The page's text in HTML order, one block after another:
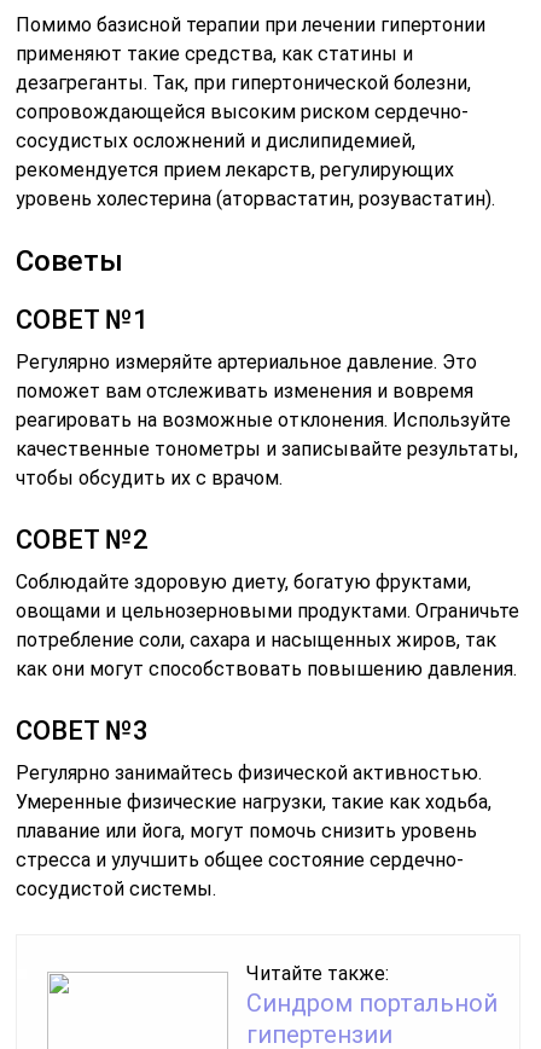
Помимо базисной терапии при лечении гипертонии
применяют такие средства, как статины и
дезагреганты. Так, при гипертонической болезни,
сопровождающейся высоким риском сердечно-
сосудистых осложнений и дислипидемией,
рекомендуется прием лекарств, регулирующих
уровень холестерина (аторвастатин, розувастатин).
Советы
СОВЕТ №1
Регулярно измеряйте артериальное давление. Это
поможет вам отслеживать изменения и вовремя
реагировать на возможные отклонения. Используйте
качественные тонометры и записывайте результаты,
чтобы обсудить их с врачом.
СОВЕТ №2
Соблюдайте здоровую диету, богатую фруктами,
овощами и цельнозерновыми продуктами. Ограничьте
потребление соли, сахара и насыщенных жиров, так
как они могут способствовать повышению давления.
СОВЕТ №3
Регулярно занимайтесь физической активностью.
Умеренные физические нагрузки, такие как ходьба,
плавание или йога, могут помочь снизить уровень
стресса и улучшить общее состояние сердечно-
сосудистой системы.
Читайте также:
Синдром портальной
гипертензии